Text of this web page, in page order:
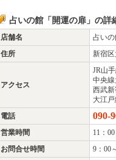
スマホアプリが登場！
徐錦伶先生監修の占いアプリが
占いの館「開運の扉」の詳
店舗名
占い